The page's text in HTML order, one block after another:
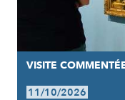
VISITE
11/10/2026